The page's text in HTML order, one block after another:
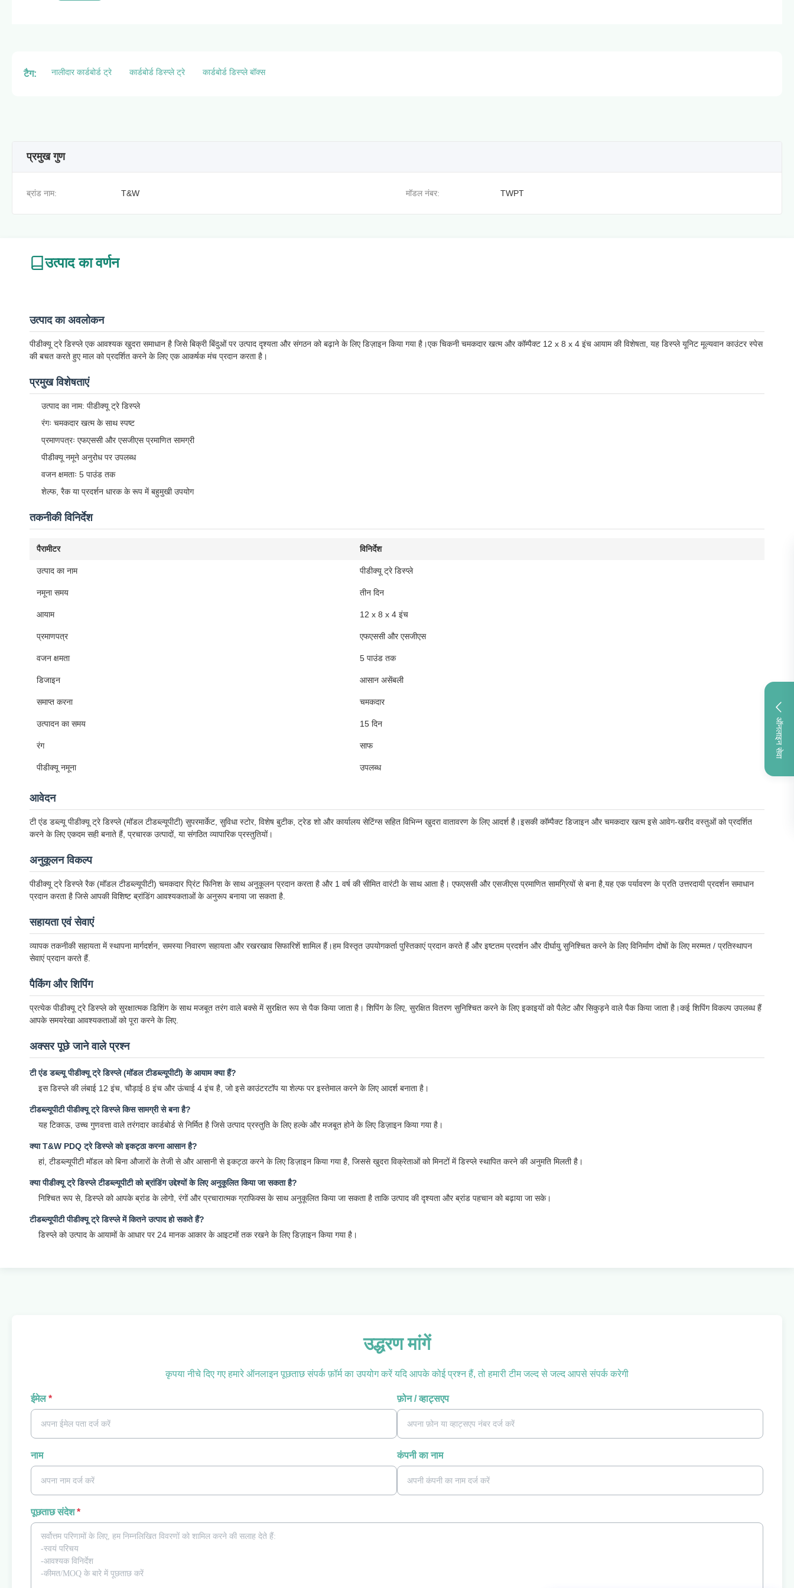
ऑनलाइन सेवा
टैग: नालीदार कार्डबोर्ड ट्रे कार्डबोर्ड डिस्प्ले ट्रे कार्डबोर्ड डिस्प्ले बॉक्स
प्रमुख गुण
ब्रांड नाम: T&W मॉडल नंबर: TWPT
उत्पाद का वर्णन
उत्पाद का अवलोकन
पीडीक्यू ट्रे डिस्प्ले एक आवश्यक खुदरा समाधान है जिसे बिक्री बिंदुओं पर उत्पाद दृश्यता और संगठन को बढ़ाने के लिए डिज़ाइन किया गया है।एक चिकनी चमकदार खत्म और कॉम्पैक्ट 12 x 8 x 4 इंच आयाम की विशेषता, यह डिस्प्ले यूनिट मूल्यवान काउंटर स्पेस
की बचत करते हुए माल को प्रदर्शित करने के लिए एक आकर्षक मंच प्रदान करता है।
प्रमुख विशेषताएं
उत्पाद का नाम: पीडीक्यू ट्रे डिस्प्ले
रंगः चमकदार खत्म के साथ स्पष्ट
प्रमाणपत्रः एफएससी और एसजीएस प्रमाणित सामग्री
पीडीक्यू नमूने अनुरोध पर उपलब्ध
वजन क्षमताः 5 पाउंड तक
शेल्फ, रैक या प्रदर्शन धारक के रूप में बहुमुखी उपयोग
तकनीकी विनिर्देश
पैरामीटर विनिर्देश
उत्पाद का नाम पीडीक्यू ट्रे डिस्प्ले
नमूना समय तीन दिन
आयाम 12 x 8 x 4 इंच
प्रमाणपत्र एफएससी और एसजीएस
वजन क्षमता 5 पाउंड तक
डिजाइन आसान असेंबली
समाप्त करना चमकदार
उत्पादन का समय 15 दिन
रंग साफ
पीडीक्यू नमूना उपलब्ध
आवेदन
टी एंड डब्ल्यू पीडीक्यू ट्रे डिस्प्ले (मॉडल टीडब्ल्यूपीटी) सुपरमार्केट, सुविधा स्टोर, विशेष बुटीक, ट्रेड शो और कार्यालय सेटिंग्स सहित विभिन्न खुदरा वातावरण के लिए आदर्श है।इसकी कॉम्पैक्ट डिजाइन और चमकदार खत्म इसे आवेग-खरीद वस्तुओं को प्रदर्शित
करने के लिए एकदम सही बनाते हैं, प्रचारक उत्पादों, या संगठित व्यापारिक प्रस्तुतियों।
अनुकूलन विकल्प
पीडीक्यू ट्रे डिस्प्ले रैक (मॉडल टीडब्ल्यूपीटी) चमकदार प्रिंट फिनिश के साथ अनुकूलन प्रदान करता है और 1 वर्ष की सीमित वारंटी के साथ आता है। एफएससी और एसजीएस प्रमाणित सामग्रियों से बना है,यह एक पर्यावरण के प्रति उत्तरदायी प्रदर्शन समाधान
प्रदान करता है जिसे आपकी विशिष्ट ब्रांडिंग आवश्यकताओं के अनुरूप बनाया जा सकता है.
सहायता एवं सेवाएं
व्यापक तकनीकी सहायता में स्थापना मार्गदर्शन, समस्या निवारण सहायता और रखरखाव सिफारिशें शामिल हैं।हम विस्तृत उपयोगकर्ता पुस्तिकाएं प्रदान करते हैं और इष्टतम प्रदर्शन और दीर्घायु सुनिश्चित करने के लिए विनिर्माण दोषों के लिए मरम्मत / प्रतिस्थापन
सेवाएं प्रदान करते हैं.
पैकिंग और शिपिंग
प्रत्येक पीडीक्यू ट्रे डिस्प्ले को सुरक्षात्मक डिशिंग के साथ मजबूत तरंग वाले बक्से में सुरक्षित रूप से पैक किया जाता है। शिपिंग के लिए, सुरक्षित वितरण सुनिश्चित करने के लिए इकाइयों को पैलेट और सिकुड़ने वाले पैक किया जाता है।कई शिपिंग विकल्प उपलब्ध हैं
आपके समयरेखा आवश्यकताओं को पूरा करने के लिए.
अक्सर पूछे जाने वाले प्रश्न
टी एंड डब्ल्यू पीडीक्यू ट्रे डिस्प्ले (मॉडल टीडब्ल्यूपीटी) के आयाम क्या हैं?
इस डिस्प्ले की लंबाई 12 इंच, चौड़ाई 8 इंच और ऊंचाई 4 इंच है, जो इसे काउंटरटॉप या शेल्फ पर इस्तेमाल करने के लिए आदर्श बनाता है।
टीडब्ल्यूपीटी पीडीक्यू ट्रे डिस्प्ले किस सामग्री से बना है?
यह टिकाऊ, उच्च गुणवत्ता वाले तरंगदार कार्डबोर्ड से निर्मित है जिसे उत्पाद प्रस्तुति के लिए हल्के और मजबूत होने के लिए डिज़ाइन किया गया है।
क्या T&W PDQ ट्रे डिस्प्ले को इकट्ठा करना आसान है?
हां, टीडब्ल्यूपीटी मॉडल को बिना औजारों के तेजी से और आसानी से इकट्ठा करने के लिए डिज़ाइन किया गया है, जिससे खुदरा विक्रेताओं को मिनटों में डिस्प्ले स्थापित करने की अनुमति मिलती है।
क्या पीडीक्यू ट्रे डिस्प्ले टीडब्ल्यूपीटी को ब्रांडिंग उद्देश्यों के लिए अनुकूलित किया जा सकता है?
निश्चित रूप से, डिस्प्ले को आपके ब्रांड के लोगो, रंगों और प्रचारात्मक ग्राफिक्स के साथ अनुकूलित किया जा सकता है ताकि उत्पाद की दृश्यता और ब्रांड पहचान को बढ़ाया जा सके।
टीडब्ल्यूपीटी पीडीक्यू ट्रे डिस्प्ले में कितने उत्पाद हो सकते हैं?
डिस्प्ले को उत्पाद के आयामों के आधार पर 24 मानक आकार के आइटमों तक रखने के लिए डिज़ाइन किया गया है।
उद्धरण मांगें
कृपया नीचे दिए गए हमारे ऑनलाइन पूछताछ संपर्क फ़ॉर्म का उपयोग करें यदि आपके कोई प्रश्न हैं, तो हमारी टीम जल्द से जल्द आपसे संपर्क करेगी
ईमेल * फ़ोन / व्हाट्सएप
नाम कंपनी का नाम
पूछताछ संदेश *